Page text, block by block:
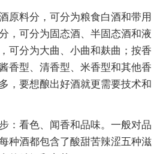
原料分，可分为粮食白酒和带用
，可分为固态酒、半固态酒和液
可分为大曲、小曲和麸曲；按香
香型、清香型、米香型和其他香
，要想酿出好酒就更需要技术和
：看色、闻香和品味。一般对品
种酒都包含了酸甜苦辣涩五种滋